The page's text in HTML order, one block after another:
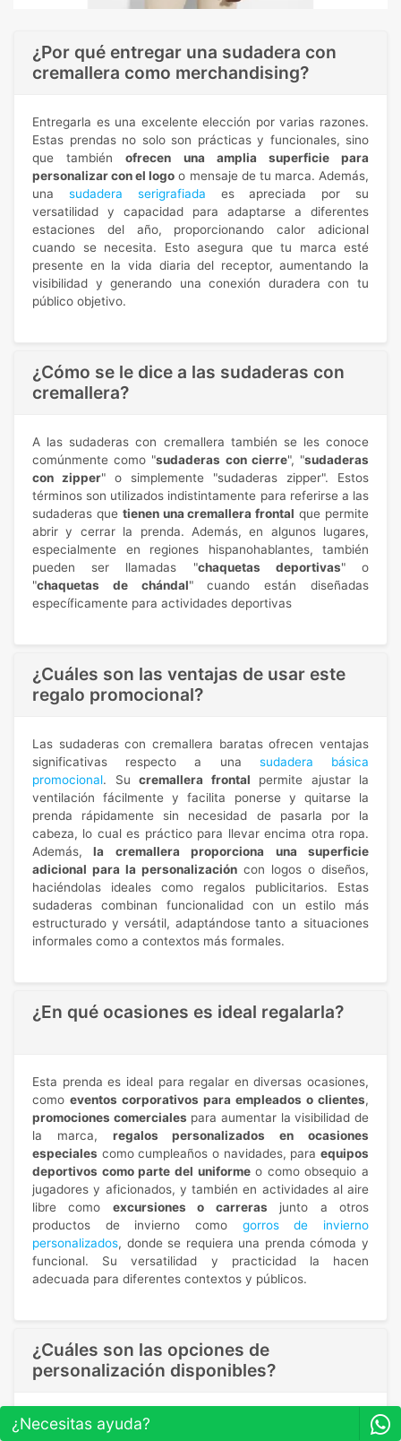
¿Por qué entregar una sudadera con
cremallera como merchandising?
Entregarla es una excelente elección por varias razones.
Estas prendas no solo son prácticas y funcionales, sino
que tambiénofrecen una amplia superficie para
personalizar con el logo o mensaje de tu marca. Además,
una sudadera serigrafiada es apreciada por su
versatilidad y capacidad para adaptarse a diferentes
estaciones del año, proporcionando calor adicional
cuando se necesita. Esto asegura que tu marca esté
presente en la vida diaria del receptor, aumentando la
visibilidad y generando una conexión duradera con tu
público objetivo.
¿Cómo se le dice a las sudaderas con
cremallera?
A las sudaderas con cremallera también se les conoce
comúnmente como "sudaderas con cierre", "sudaderas
con zipper" o simplemente "sudaderas zipper". Estos
términos son utilizados indistintamente para referirse a las
sudaderas que tienen una cremallera frontal que permite
abrir y cerrar la prenda. Además, en algunos lugares,
especialmente en regiones hispanohablantes, también
pueden ser llamadas "chaquetas deportivas" o
"chaquetas de chándal" cuando están diseñadas
específicamente para actividades deportivas
¿Cuáles son las ventajas de usar este
regalo promocional?
Las sudaderas con cremallera baratas ofrecen ventajas
significativas respecto a una sudadera básica
promocional. Su cremallera frontal permite ajustar la
ventilación fácilmente y facilita ponerse y quitarse la
prenda rápidamente sin necesidad de pasarla por la
cabeza, lo cual es práctico para llevar encima otra ropa.
Además, la cremallera proporciona una superficie
adicional para la personalización con logos o diseños,
haciéndolas ideales como regalos publicitarios. Estas
sudaderas combinan funcionalidad con un estilo más
estructurado y versátil, adaptándose tanto a situaciones
informales como a contextos más formales.
¿En qué ocasiones es ideal regalarla?
Esta prenda es ideal para regalar en diversas ocasiones,
como eventos corporativos para empleados o clientes,
promociones comerciales para aumentar la visibilidad de
la marca, regalos personalizados en ocasiones
especiales como cumpleaños o navidades, para equipos
deportivos como parte del uniformeo como obsequio a
jugadores y aficionados, y también en actividades al aire
libre como excursiones o carreras junto a otros
productos de invierno como gorros de invierno
personalizados, donde se requiera una prenda cómoda y
funcional. Su versatilidad y practicidad la hacen
adecuada para diferentes contextos y públicos.
¿Cuáles son las opciones de
personalización disponibles?
Para personalizar sudaderas con cremallera cuentas con
diversas opciones de personalización para adaptarse a las
¿Necesitas ayuda?